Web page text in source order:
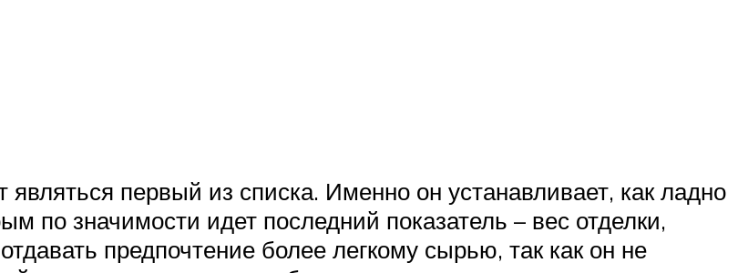
первый из списка. Именно он устанавливает, как ладно
по значимости идет последний показатель – вес отделки,
предпочтение более легкому сырью, так как он не